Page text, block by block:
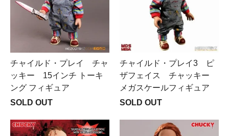
チャイルド・プレイ チャ
ッキー 15インチ トーキ
ング フィギュア
SOLD OUT
チャイルド・プレイ3 ピ
ザフェイス チャッキー
メガスケールフィギュア
SOLD OUT